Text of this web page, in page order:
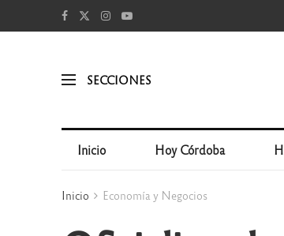
SECCIONES
Inicio Hoy Córdoba
Inicio Economía y Negocios